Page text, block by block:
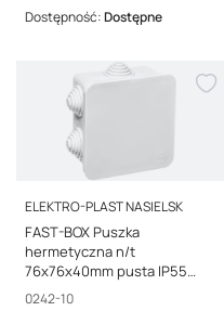
Dostępność:Dostępne
PRODUCENT
ELEKTRO-PLAST NASIELSK
FAST-BOX Puszka
hermetyczna n/t
76x76x40mm pusta IP55
biała 0242-10
Kod producenta
0242-10